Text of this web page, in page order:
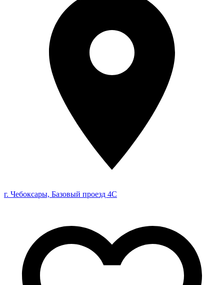
г. Чебоксары, Базовый проезд 4С